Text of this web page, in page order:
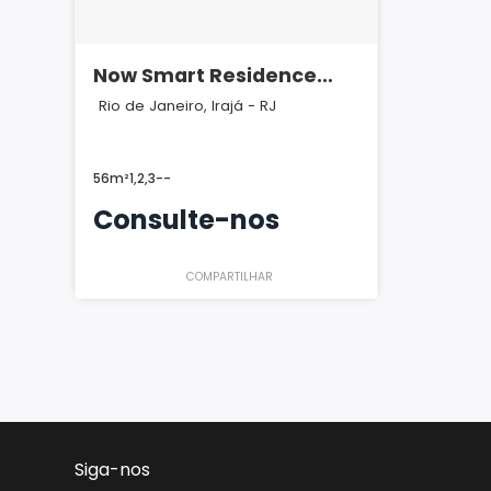
Now Smart Residence
Irajá
Rio de Janeiro, Irajá - RJ
56m²1,2,3--
Consulte-nos
COMPARTILHAR
Siga-nos